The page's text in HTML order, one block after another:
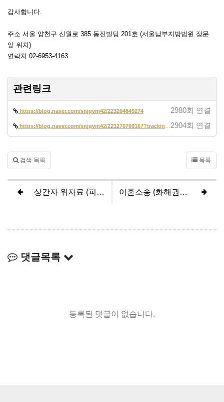
감사합니다.
주소 서울 양천구 신월로 385 동진빌딩 201호 (서울남부지방법원 정문
앞 위치)
연락처 02-6953-4163
관련링크
https://blog.naver.com/snjqvm42/223204849274 2980회 연결
https://blog.naver.com/snjqvm42/223270760167?trackingCode=blog_bloghom… 2904회 연결
검색 목록 목록
상간자 위자료 (피고 1500만원 방어) 이혼소송 (화해권고결정)
댓글목록
등록된 댓글이 없습니다.